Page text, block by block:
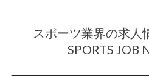
スポーツ業界の求人
SPORTS JOB